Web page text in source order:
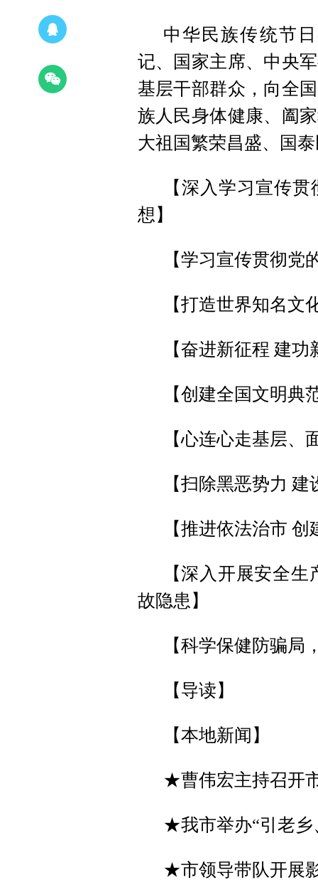
中华民族传统节
记、国家主席、中央
基层干部群众，向全
族人民身体健康、阖
大祖国繁荣昌盛、国
【深入学习宣传
想】
【学习宣传贯彻党
【打造世界知名文
【奋进新征程 建功
【创建全国文明典
【心连心走基层、
【扫除黑恶势力
【推进依法治市
【深入开展安全
故隐患】
【科学保健防骗局
【导读】
【本地新闻】
★曹伟宏主持召开
★我市举办“引老乡
★市领导带队开展